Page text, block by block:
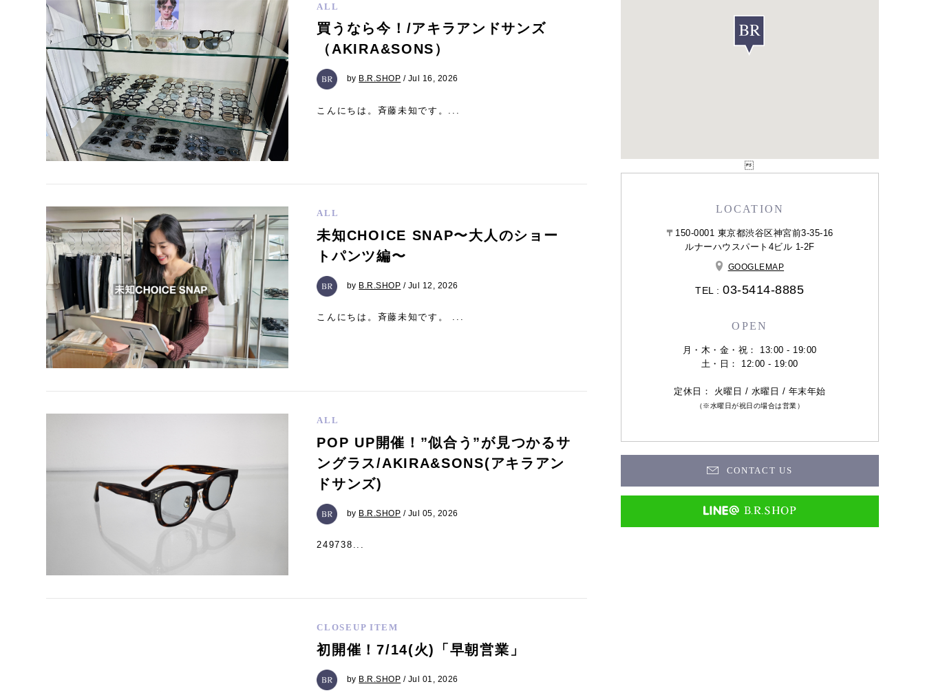
ALL
買うなら今！/アキラアンドサンズ
（AKIRA&SONS）
by B.R.SHOP / Jul 16, 2026
こんにちは。斉藤未知です。...
ALL
未知CHOICE SNAP〜大人のショー
トパンツ編〜
by B.R.SHOP / Jul 12, 2026
こんにちは。斉藤未知です。 ...
ALL
POP UP開催！”似合う”が見つかるサ
ングラス/AKIRA&SONS(アキラアン
ドサンズ)
by B.R.SHOP / Jul 05, 2026
249738...
CLOSEUP ITEM
初開催！7/14(火)「早朝営業」
by B.R.SHOP / Jul 01, 2026
LOCATION
〒150-0001 東京都渋谷区神宮前3-35-16
ルナーハウスパート4ビル 1-2F
GOOGLEMAP
TEL :03-5414-8885
OPEN
月・木・金・祝： 13:00 - 19:00
土・日： 12:00 - 19:00
定休日： 火曜日 / 水曜日 / 年末年始
（※水曜日が祝日の場合は営業）
CONTACT US